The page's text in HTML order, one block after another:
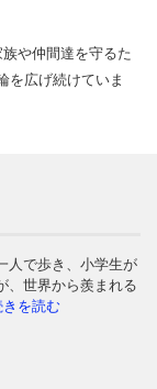
や仲間達を守るた
を広げ続けていま
に「あなたが選ん
間に同じ道を通
⇒ 続きを読む